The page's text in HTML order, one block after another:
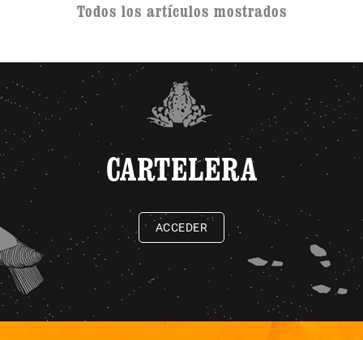
Todos los artículos mostrados
CARTELERA
ACCEDER